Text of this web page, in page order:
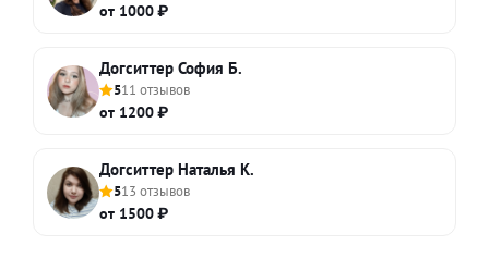
от 1000 ₽
Догситтер София Б.
511 отзывов
от 1200 ₽
Догситтер Наталья К.
513 отзывов
от 1500 ₽